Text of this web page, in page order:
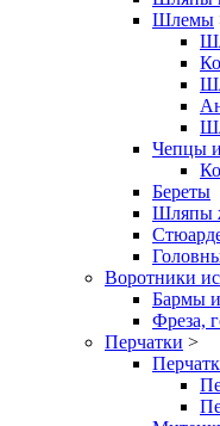
Шлемы
Чепцы
Береты
Шляпы
Воротники
Бармы
Фреза,
Перчатки >